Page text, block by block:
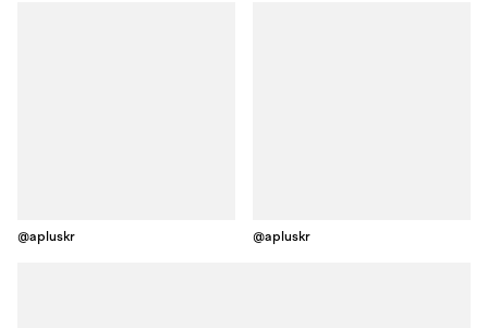
@apluskr @apluskr